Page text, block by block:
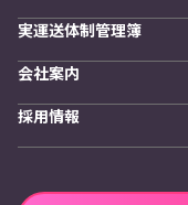
実運送体制管理簿
会社案内
私たちの想い
採用情報